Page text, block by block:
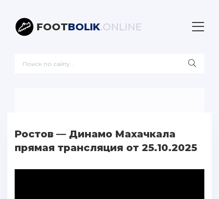
FOOTBOLIK.ONLINE
Ростов — Динамо Махачкала
прямая трансляция от 25.10.2025